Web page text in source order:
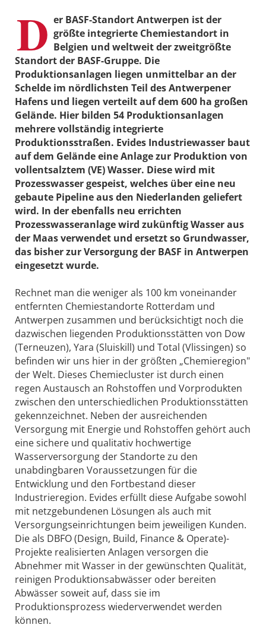
D er BASF-Standort Antwerpen ist der
größte integrierte Chemiestandort in
Belgien und weltweit der zweitgrößte
Standort der BASF-Gruppe. Die
Produktionsanlagen liegen unmittelbar an der
Schelde im nördlichsten Teil des Antwerpener
Hafens und liegen verteilt auf dem 600 ha großen
Gelände. Hier bilden 54 Produktionsanlagen
mehrere vollständig integrierte
Produktionsstraßen. Evides Industriewasser baut
auf dem Gelände eine Anlage zur Produktion von
vollentsalztem (VE) Wasser. Diese wird mit
Prozesswasser gespeist, welches über eine neu
gebaute Pipeline aus den Niederlanden geliefert
wird. In der ebenfalls neu errichten
Prozesswasseranlage wird zukünftig Wasser aus
der Maas verwendet und ersetzt so Grundwasser,
das bisher zur Versorgung der BASF in Antwerpen
eingesetzt wurde.
Rechnet man die weniger als 100 km voneinander
entfernten Chemiestandorte Rotterdam und
Antwerpen zusammen und berücksichtigt noch die
dazwischen liegenden Produktionsstätten von Dow
(Terneuzen), Yara (Sluiskill) und Total (Vlissingen) so
befinden wir uns hier in der größten „Chemieregion"
der Welt. Dieses Chemiecluster ist durch einen
regen Austausch an Rohstoffen und Vorprodukten
zwischen den unterschiedlichen Produktionsstätten
gekennzeichnet. Neben der ausreichenden
Versorgung mit Energie und Rohstoffen gehört auch
eine sichere und qualitativ hochwertige
Wasserversorgung der Standorte zu den
unabdingbaren Voraussetzungen für die
Entwicklung und den Fortbestand dieser
Industrieregion. Evides erfüllt diese Aufgabe sowohl
mit netzgebundenen Lösungen als auch mit
Versorgungseinrichtungen beim jeweiligen Kunden.
Die als DBFO (Design, Build, Finance & Operate)-
Projekte realisierten Anlagen versorgen die
Abnehmer mit Wasser in der gewünschten Qualität,
reinigen Produktionsabwässer oder bereiten
Abwässer soweit auf, dass sie im
Produktionsprozess wiederverwendet werden
können.